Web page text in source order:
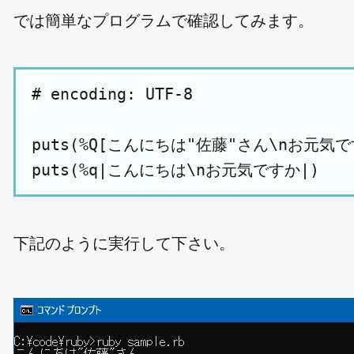
では簡単なプログラムで確認してみます。
# encoding: UTF-8
puts(%Q[こんにちは"佐藤"さん\nお元気
下記のように実行して下さい。